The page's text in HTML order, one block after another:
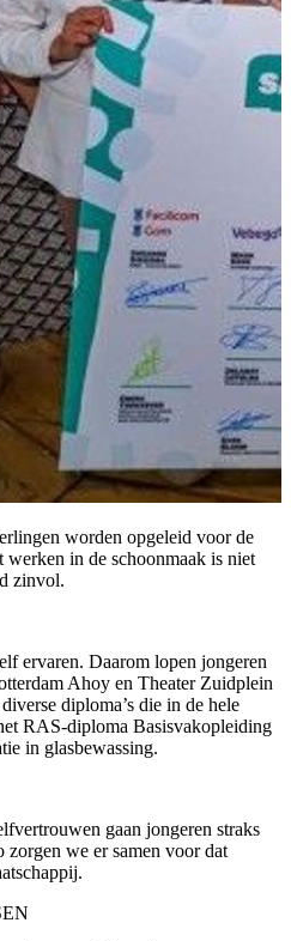
worden opgeleid voor de
werken in de schoonmaak is niet
zinvol.
ervaren. Daarom lopen jongeren
Ahoy en Theater Zuidplein
diploma’s die in de hele
RAS-diploma Basisvakopleiding
in glasbewassing.
gaan jongeren straks
zorgen we er samen voor dat